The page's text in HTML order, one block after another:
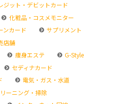
ジット・デビットカード
化粧品・コスメモニター
ンカード
サプリメント
店舗
痩身エステ
G-Style
セディナカード
電気・ガス・水道
ーニング・掃除